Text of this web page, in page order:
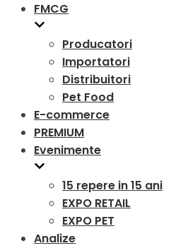
FMCG
Producatori
Importatori
Distribuitori
Pet Food
E-commerce
PREMIUM
Evenimente
15 repere in 15 ani
EXPO RETAIL
EXPO PET
Analize